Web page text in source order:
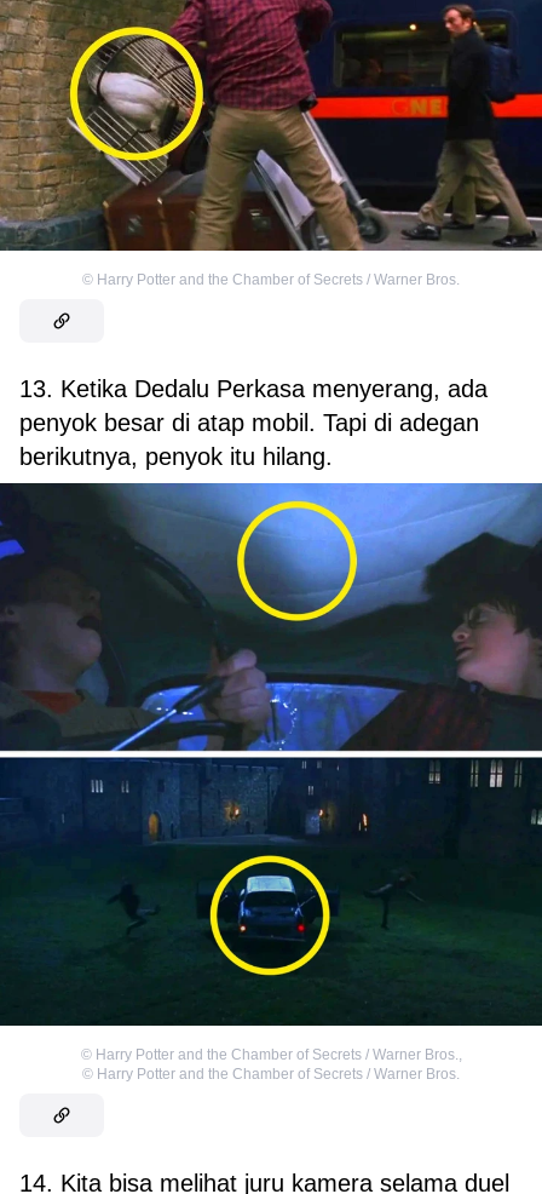
© Harry Potter and the Chamber of Secrets / Warner Bros.
13. Ketika Dedalu Perkasa menyerang, ada
penyok besar di atap mobil. Tapi di adegan
berikutnya, penyok itu hilang.
© Harry Potter and the Chamber of Secrets / Warner Bros.
© Harry Potter and the Chamber of Secrets / Warner Bros.
14. Kita bisa melihat juru kamera selama duel